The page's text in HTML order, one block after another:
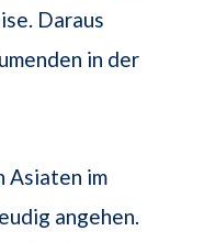
Daraus
in der
Asiaten im
angehen.